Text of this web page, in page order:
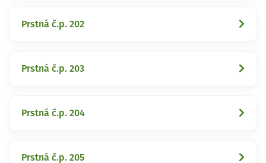
Prstná č.p. 202
Prstná č.p. 203
Prstná č.p. 204
Prstná č.p. 205